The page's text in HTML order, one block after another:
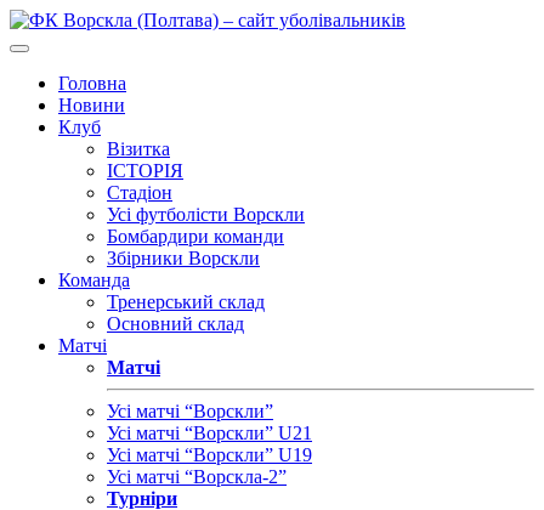
Головна
Новини
Клуб
Візитка
ІСТОРІЯ
Стадіон
Усі футболісти Ворскли
Бомбардири команди
Збірники Ворскли
Команда
Тренерський склад
Основний склад
Матчі
Матчі
Усі матчі “Ворскли”
Усі матчі “Ворскли” U21
Усі матчі “Ворскли” U19
Усі матчі “Ворскла-2”
Турніри